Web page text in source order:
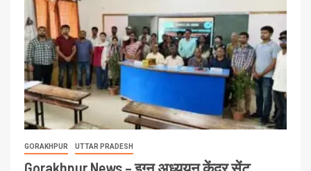
GORAKHPUR UTTAR PRADESH